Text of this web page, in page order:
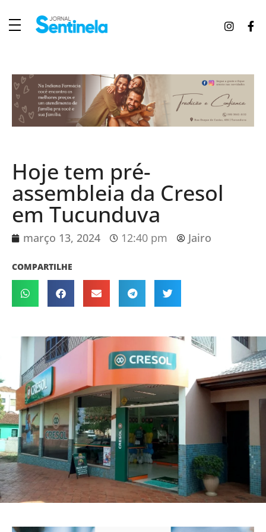
Hoje tem pré-
assembleia da Cresol
em Tucunduva
março 13, 2024 12:40 pm Jairo
COMPARTILHE